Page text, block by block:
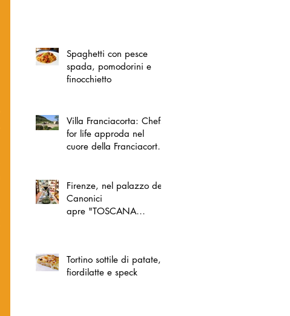
Spaghetti con pesce
spada, pomodorini e
finocchietto
Villa Franciacorta: Chefs
for life approda nel
cuore della Franciacorta,
Firenze, nel palazzo dei
Canonici
apre "TOSCANA
Tortino sottile di patate,
fiordilatte e speck